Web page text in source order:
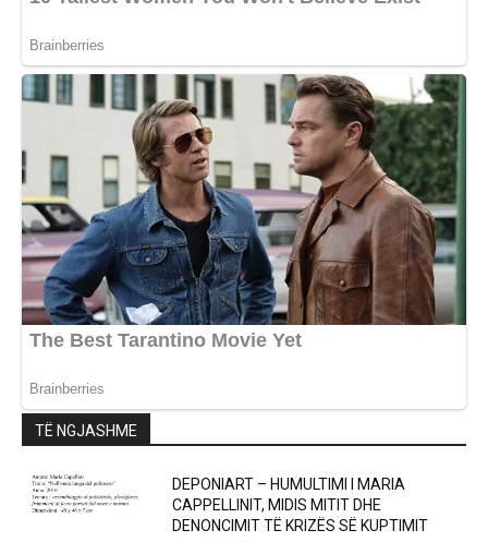
TË NGJASHME
DEPONIART – HUMULTIMI I MARIA
CAPPELLINIT, MIDIS MITIT DHE
DENONCIMIT TË KRIZËS SË KUPTIMIT